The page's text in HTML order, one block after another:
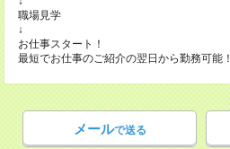
職場見学
↓
お仕事スタート！
最短でお仕事のご紹介の翌日から勤務可能！
メールで送る